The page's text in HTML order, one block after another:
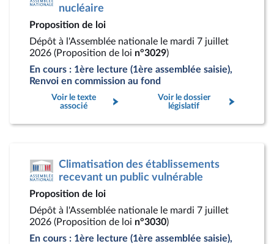
nucléaire
Proposition de loi
Dépôt à l'Assemblée nationale le mardi 7 juillet
2026 (Proposition de loi n°3029)
En cours : 1ère lecture (1ère assemblée saisie),
Renvoi en commission au fond
Voir le texte
associé
Voir le dossier
législatif
Climatisation des établissements
recevant un public vulnérable
Proposition de loi
Dépôt à l'Assemblée nationale le mardi 7 juillet
2026 (Proposition de loi n°3030)
En cours : 1ère lecture (1ère assemblée saisie),